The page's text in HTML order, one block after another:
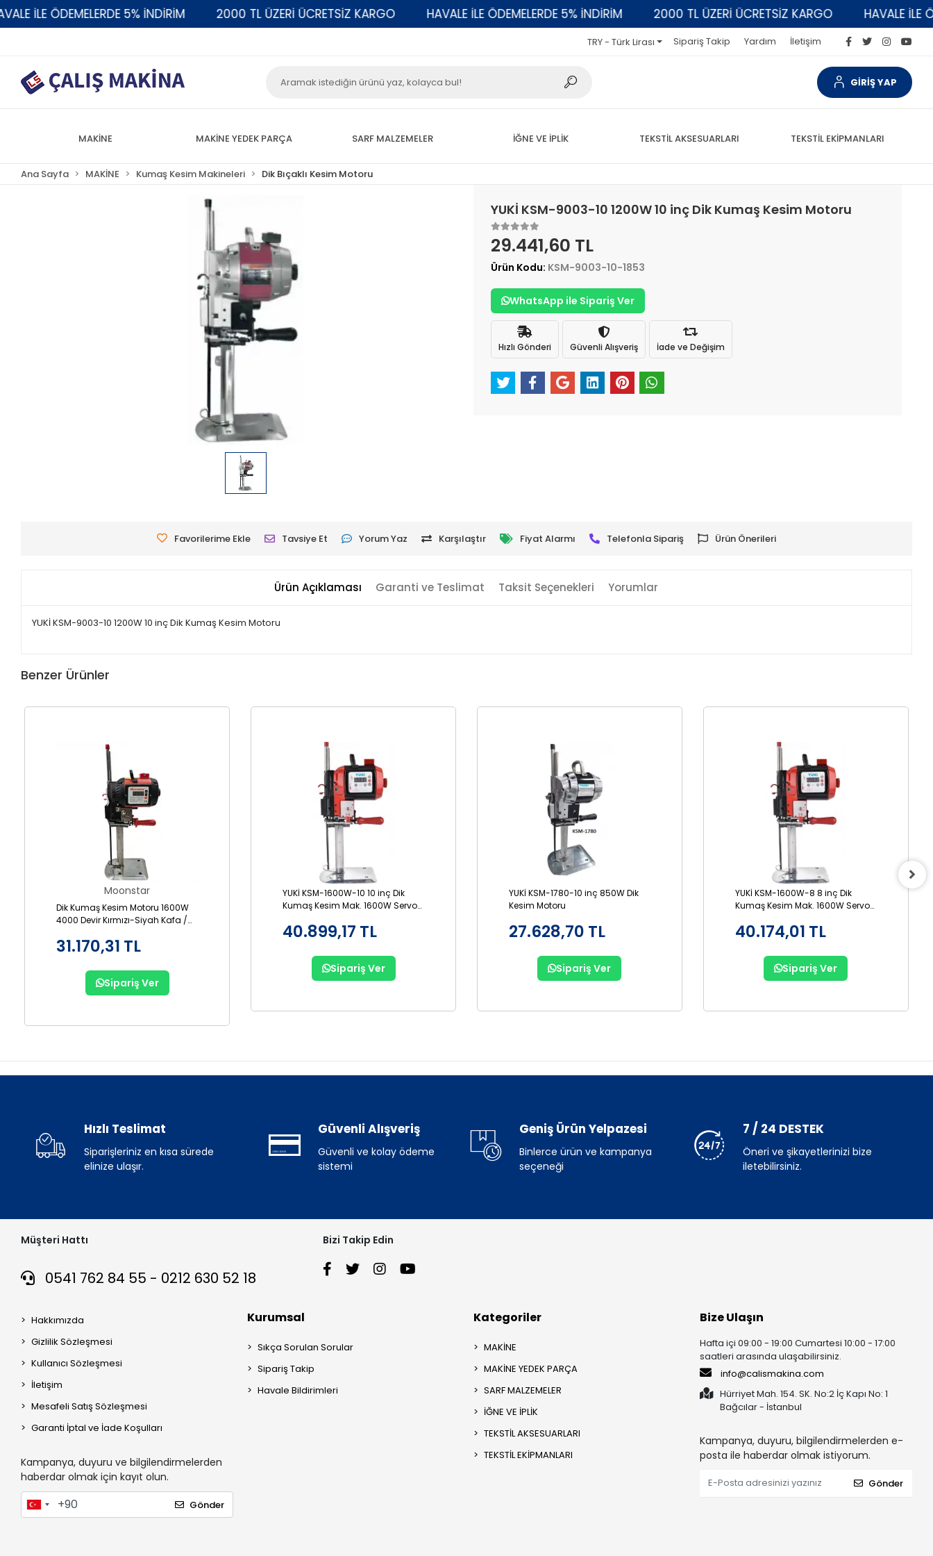
İLE ÖDEMELERDE 5% İNDİRİM 2000 TL ÜZERİ ÜCRETSİZ KARGO HAVALE İLE ÖDEMELERDE 5% İNDİRİM 2000 TL ÜZERİ ÜCRETSİZ KARGO HAVALE İLE
TRY - Türk Lirası Sipariş Takip Yardım İletişim
GİRİŞ YAP
MAKİNE MAKİNE YEDEK PARÇA SARF MALZEMELER İĞNE VE İPLİK TEKSTİL AKSESUARLARI TEKSTİL EKİPMANLARI
Ana Sayfa MAKİNE Kumaş Kesim Makineleri Dik Bıçaklı Kesim Motoru
YUKİ KSM-9003-10 1200W 10 inç Dik Kumaş Kesim Motoru
29.441,60 TL
Ürün Kodu: KSM-9003-10-1853
WhatsApp ile Sipariş Ver
Hızlı Gönderi Güvenli Alışveriş İade ve Değişim
Favorilerime Ekle Tavsiye Et Yorum Yaz Karşılaştır Fiyat Alarmı Telefonla Sipariş Ürün Önerileri
Ürün Açıklaması Garanti ve Teslimat Taksit Seçenekleri Yorumlar
YUKİ KSM-9003-10 1200W 10 inç Dik Kumaş Kesim Motoru
Benzer Ürünler
Moonstar
Dik Kumaş Kesim Motoru 1600W
4000 Devir Kırmızı-Siyah Kafa /
31.170,31 TL
Sipariş Ver
YUKİ KSM-1600W-10 10 inç Dik
Kumaş Kesim Mak. 1600W Servo
40.899,17 TL
Sipariş Ver
YUKİ KSM-1780-10 inç 850W Dik
Kesim Motoru
27.628,70 TL
Sipariş Ver
YUKİ KSM-1600W-8 8 inç Dik
Kumaş Kesim Mak. 1600W Servo
40.174,01 TL
Sipariş Ver
Hızlı Teslimat
Siparişleriniz en kısa sürede
elinize ulaşır.
Güvenli Alışveriş
Güvenli ve kolay ödeme
sistemi
Geniş Ürün Yelpazesi
Binlerce ürün ve kampanya
seçeneği
7 / 24 DESTEK
Öneri ve şikayetlerinizi bize
iletebilirsiniz.
Müşteri Hattı
0541 762 84 55 - 0212 630 52 18
Bizi Takip Edin
Hakkımızda
Gizlilik Sözleşmesi
Kullanıcı Sözleşmesi
İletişim
Mesafeli Satış Sözleşmesi
Garanti İptal ve İade Koşulları
Kampanya, duyuru ve bilgilendirmelerden
haberdar olmak için kayıt olun.
Gönder
Kurumsal
Sıkça Sorulan Sorular
Sipariş Takip
Havale Bildirimleri
Kategoriler
MAKİNE
MAKİNE YEDEK PARÇA
SARF MALZEMELER
İĞNE VE İPLİK
TEKSTİL AKSESUARLARI
TEKSTİL EKİPMANLARI
Bize Ulaşın
Hafta içi 09:00 - 19:00 Cumartesi 10:00 - 17:00
saatleri arasında ulaşabilirsiniz.
info@calismakina.com
Hürriyet Mah. 154. SK. No:2 İç Kapı No: 1
Bağcılar - İstanbul
Kampanya, duyuru, bilgilendirmelerden e-
posta ile haberdar olmak istiyorum.
Gönder